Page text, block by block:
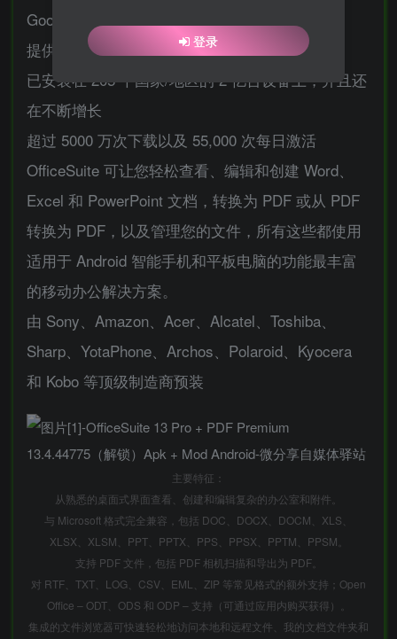
Google Play 上下载次数最多的办公应用
提供优于任何其他办公应用程序的最独特的功能
已安装在 205 个国家/地区的 2 亿台设备上，并且还
在不断增长
超过 5000 万次下载以及 55,000 次每日激活
OfficeSuite 可让您轻松查看、编辑和创建 Word、
Excel 和 PowerPoint 文档，转换为 PDF 或从 PDF
转换为 PDF，以及管理您的文件，所有这些都使用
适用于 Android 智能手机和平板电脑的功能最丰富
的移动办公解决方案。
由 Sony、Amazon、Acer、Alcatel、Toshiba、
Sharp、YotaPhone、Archos、Polaroid、Kyocera
和 Kobo 等顶级制造商预装
主要特征：
从熟悉的桌面式界面查看、创建和编辑复杂的办公室和附件。
与 Microsoft 格式完全兼容，包括 DOC、DOCX、DOCM、XLS、
XLSX、XLSM、PPT、PPTX、PPS、PPSX、PPTM、PPSM。
支持 PDF 文件，包括 PDF 相机扫描和导出为 PDF。
对 RTF、TXT、LOG、CSV、EML、ZIP 等常见格式的额外支持；Open
Office – ODT、ODS 和 ODP – 支持（可通过应用内购买获得）。
集成的文件浏览器可快速轻松地访问本地和远程文件、我的文档文件夹和
登录